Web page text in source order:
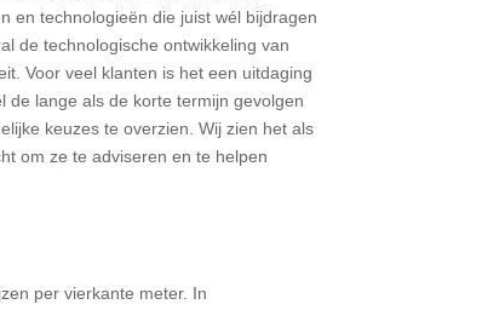
en technologieën die juist wél bijdragen
de technologische ontwikkeling van
Voor veel klanten is het een uitdaging
de lange als de korte termijn gevolgen
keuzes te overzien. Wij zien het als
om ze te adviseren en te helpen
per vierkante meter. In